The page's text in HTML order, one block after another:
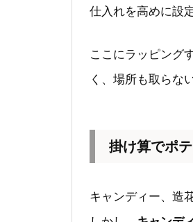
仕入れを高めに設
ここにラッピング
く、場所も取らな
掛け算でポ
キャンディー、造